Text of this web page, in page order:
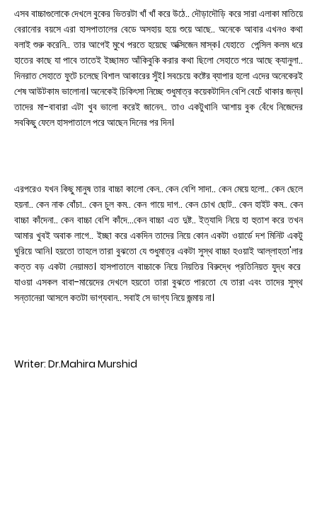
এসব বাচ্চাগুলোকে দেখলে বুকের ভিতরটা খাঁ খাঁ করে উঠে.. দৌড়াদৌড়ি করে সারা এলাকা মাতিয়ে
বেরানোর বয়সে এরা হাসপাতালের বেডে অসহায় হয়ে শুয়ে আছে.. অনেকে আবার এখনও কথা
বলাই শুরু করেনি.. তার আগেই মুখে পরতে হয়েছে অক্সিজেন মাস্ক। যেহাতে পেন্সিল কলম ধরে
হাতের কাছে যা পাবে তাতেই ইচ্ছামত আঁকিবুকি করার কথা ছিলো সেহাতে পরে আছে ক্যানুলা..
দিনরাত সেহাতে ফুটে চলেছে বিশাল আকারের সুঁই। সবচেয়ে কষ্টের ব্যাপার হলো এদের অনেকেরই
শেষ আউটকাম ভালোনা। অনেকেই চিকিৎসা নিচ্ছে শুধুমাত্র কয়েকটাদিন বেশি বেচেঁ থাকার জন্য।
তাদের মা-বাবারা এটা খুব ভালো করেই জানেন.. তাও একটুখানি আশায় বুক বেঁধে নিজেদের
সবকিছু ফেলে হাসপাতালে পরে আছেন দিনের পর দিন।
এরপরেও যখন কিছু মানুষ তার বাচ্চা কালো কেন.. কেন বেশি সাদা.. কেন মেয়ে হলো.. কেন ছেলে
হয়না.. কেন নাক বোঁচা.. কেন চুল কম.. কেন গায়ে দাগ.. কেন চোখ ছোট.. কেন হাইট কম.. কেন
বাচ্চা কাঁদেনা.. কেন বাচ্চা বেশি কাঁদে...কেন বাচ্চা এত দুষ্ট.. ইত্যাদি নিয়ে হা হুতাশ করে তখন
আমার খুবই অবাক লাগে.. ইচ্ছা করে একদিন তাদের নিয়ে কোন একটা ওয়ার্ডে দশ মিনিট একটু
ঘুরিয়ে আনি। হয়তো তাহলে তারা বুঝতো যে শুধুমাত্র একটা সুস্থ বাচ্চা হওয়াই আল্লাহতা'লার
কত্ত বড় একটা নেয়ামত। হাসপাতালে বাচ্চাকে নিয়ে নিয়তির বিরুদ্ধে প্রতিনিয়ত যুদ্ধ করে
যাওয়া এসকল বাবা-মায়েদের দেখলে হয়তো তারা বুঝতে পারতো যে তারা এবং তাদের সুস্থ
সন্তানেরা আসলে কতটা ভাগ্যবান.. সবাই সে ভাগ্য নিয়ে জন্মায় না।
Writer: Dr.Mahira Murshid